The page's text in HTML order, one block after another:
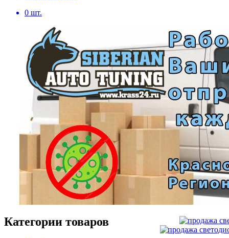
0 шт.
Категории товаров